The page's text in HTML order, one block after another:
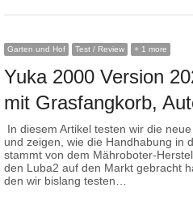
Garten und Hof Test / Review + 1 more
Yuka 2000 Version
mit Grasfangkorb,
In diesem Artikel testen wir die
und zeigen, wie die Handhabung in
stammt von dem Mähroboter-
den Luba2 auf den Markt gebracht
den wir bislang testen…